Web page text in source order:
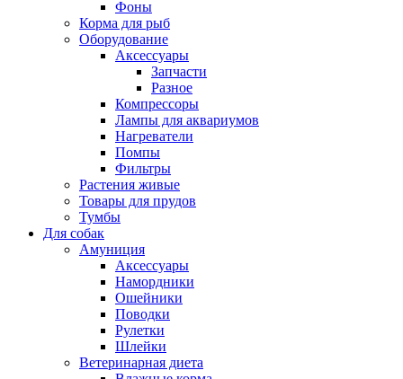
Фоны
Корма для рыб
Оборудование
Аксессуары
Запчасти
Разное
Компрессоры
Лампы для аквариумов
Нагреватели
Помпы
Фильтры
Растения живые
Товары для прудов
Тумбы
Для собак
Амуниция
Аксессуары
Намордники
Ошейники
Поводки
Рулетки
Шлейки
Ветеринарная диета